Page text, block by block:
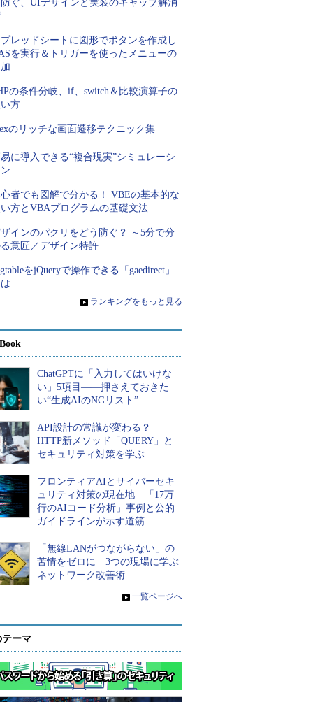
ぐ、UIデザインと実装のギャップ解消
レッドシートに図形でボタンを作成し
を実行＆トリガーを使ったメニューの
の条件分岐、if、switch＆比較演算子の
方
のリッチな画面遷移テクニック集
に導入できる“複合現実”シミュレーシ
者でも図解で分かる！ VBEの基本的な
方とVBAプログラムの基礎文法
インのパクリをどう防ぐ？ ～5分で分
意匠／デザイン特許
をjQueryで操作できる「gaedirect」
» ランキングをもっと見る
ChatGPTに「入力してはいけな
い」5項目――押さえておきた
い“生成AIのNGリスト”
API設計の常識が変わる？
HTTP新メソッド「QUERY」と
セキュリティ対策を学ぶ
フロンティアAIとサイバーセキ
ュリティ対策の現在地 「17万
行のAIコード分析」事例と公的
ガイドラインが示す道筋
「無線LANがつながらない」の
苦情をゼロに 3つの現場に学ぶ
ネットワーク改善術
» 一覧ページへ
ーマ